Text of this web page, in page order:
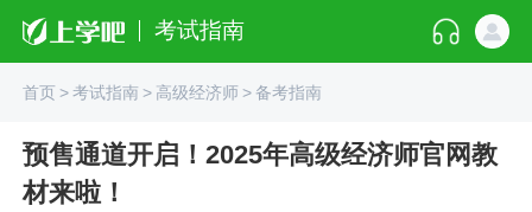
考试指南
首页>考试指南> 高级经济师> 备考指南
预售通道开启！2025年高级经济师官网教
材来啦！